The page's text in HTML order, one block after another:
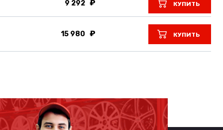
9 292 КУПИТЬ
15 980 КУПИТЬ